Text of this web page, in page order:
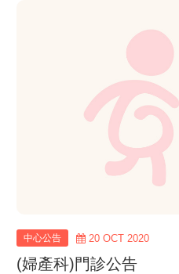
view
more
中心公告 20 OCT 2020
(婦產科)門診公告